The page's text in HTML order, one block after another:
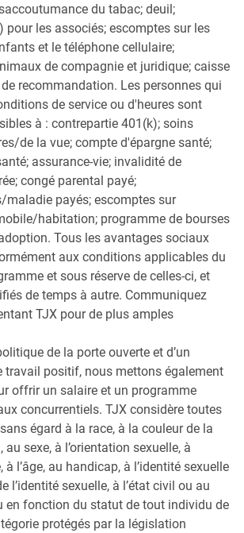
du tabac; deuil;
les associés; escomptes sur les
et le téléphone cellulaire;
de compagnie et juridique; caisse
recommandation. Les personnes qui
de service ou d'heures sont
à : contrepartie 401(k); soins
de la vue; compte d'épargne santé;
assurance-vie; invalidité de
congé parental payé;
payés; escomptes sur
habitation; programme de bourses
Tous les avantages sociaux
aux conditions applicables du
et sous réserve de celles-ci, et
de temps à autre. Communiquez
TJX pour de plus amples
de la porte ouverte et d’un
travail positif, nous mettons également
offrir un salaire et un programme
concurrentiels. TJX considère toutes
égard à la race, à la couleur de la
au sexe, à l’orientation sexuelle, à
à l’âge, au handicap, à l’identité sexuelle
l’identité sexuelle, à l’état civil ou au
en fonction du statut de tout individu de
protégés par la législation